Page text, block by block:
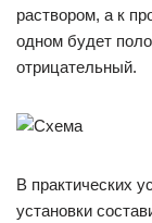
раствором, а к
одном будет
отрицательный.
В практических
установки